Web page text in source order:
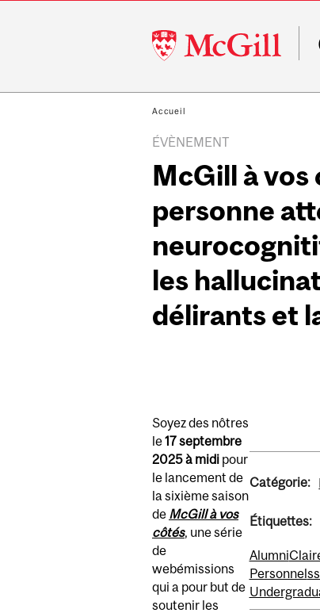
McGill
University
Accueil
ÉVÈNEMENT
McGill à vos
personne
les
délirants et
Soyez des nôtres
le17 septembre
2025 à midi pour
le lancement de
la sixième saison
de McGill à vos
côtés, une série
de
webémissions
qui a pour but de
soutenir les
Catégorie:
Étiquettes:
Alumni
Personnel